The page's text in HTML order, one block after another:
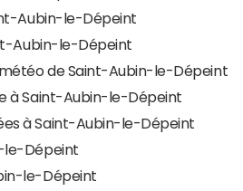
Aubin-le-Dépeint
Aubin-le-Dépeint
de Saint-Aubin-le-Dépeint
à Saint-Aubin-le-Dépeint
à Saint-Aubin-le-Dépeint
le-Dépeint
le-Dépeint